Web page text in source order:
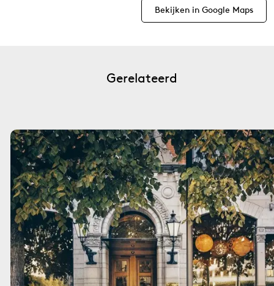
Bekijken in Google Maps
Gerelateerd